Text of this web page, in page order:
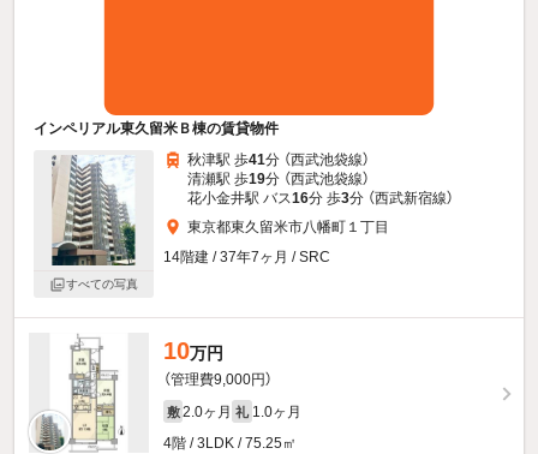
インペリアル東久留米Ｂ棟の賃貸物件
すべての写真
秋津駅 歩41分 （西武池袋線）
清瀬駅 歩19分 （西武池袋線）
花小金井駅 バス16分 歩3分 （西武新宿線）
東京都東久留米市八幡町１丁目
14階建 / 37年7ヶ月 / SRC
10万円
（管理費9,000円）
敷 2.0ヶ月 礼 1.0ヶ月
4階 / 3LDK / 75.25㎡